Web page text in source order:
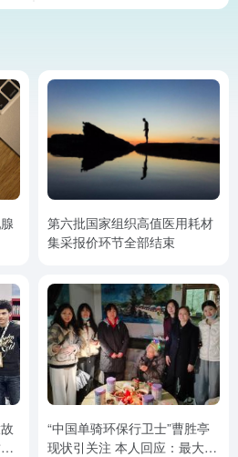
第六批国家组织高值医用耗材
集采报价环节全部结束
“中国单骑环保行卫士”曹胜亭
现状引关注 本人回应：最大心